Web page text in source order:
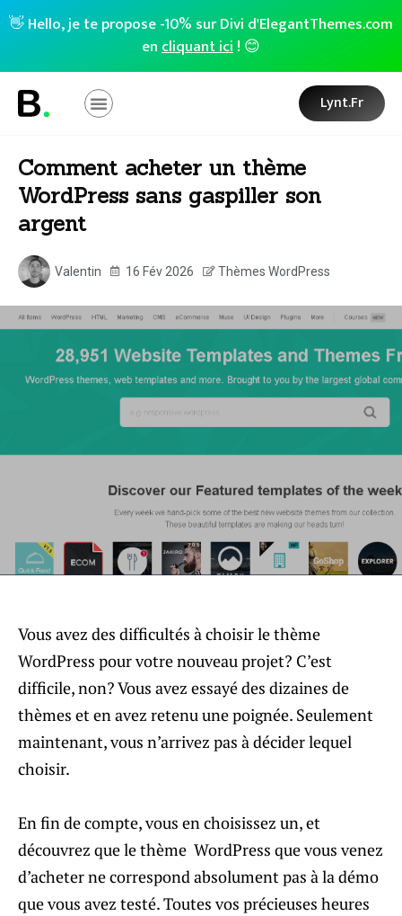
👋 Hello, je te propose -10% sur Divi d'ElegantThemes.com
encliquant ici! 😊
Lynt.fr
Comment acheter un thème
WordPress sans gaspiller son
argent
Valentin 16 Fév 2026 Thèmes WordPress
Vous avez des difficultés à choisir le thème
WordPress pour votre nouveau projet? C’est
difficile, non? Vous avez essayé des dizaines de
thèmes et en avez retenu une poignée. Seulement
maintenant, vous n’arrivez pas à décider lequel
choisir.
En fin de compte, vous en choisissez un, et
découvrez que le thème WordPress que vous venez
d’acheter ne correspond absolument pas à la démo
que vous avez testé. Toutes vos précieuses heures